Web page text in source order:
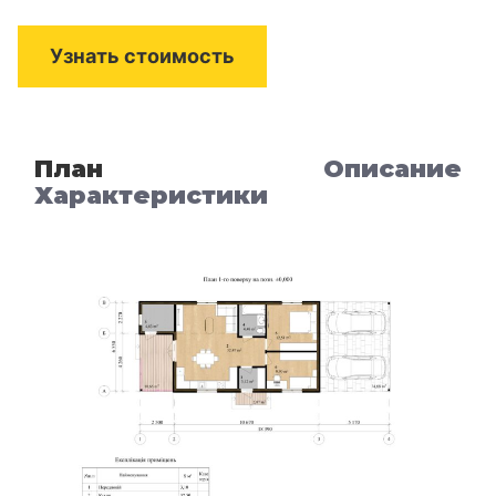
Узнать стоимость
План
Описание
Характеристики